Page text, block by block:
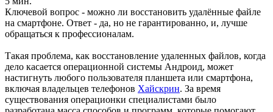
Ключевой вопрос - можно ли восстановить удалённые файле
на смартфоне. Ответ - да, но не гарантированно, и, лучше
обращаться к профессионалам.
Такая проблема, как восстановление удаленных файлов, когда
дело касается операционной системы Андроид, может
настигнуть любого пользователя планшета или смартфона,
включая владельцев телефонов Хайскрин. За время
существования операционки специалистами было